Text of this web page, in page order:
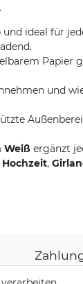
und ideal für
Papier
und
Weiß ergänzt
,